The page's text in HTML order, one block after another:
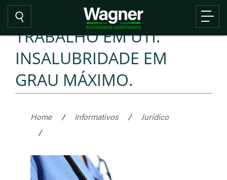
TRABALHO EM UTI.
INSALUBRIDADE EM
GRAU MÁXIMO.
Home / Informativos /
Jurídico
/